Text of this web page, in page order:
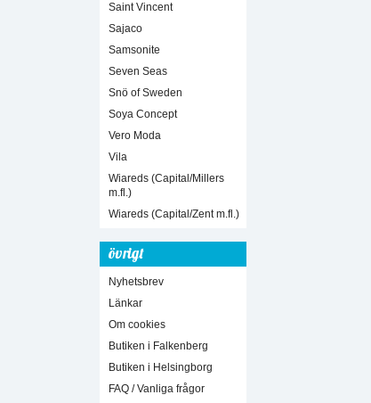
Saint Vincent
Sajaco
Samsonite
Seven Seas
Snö of Sweden
Soya Concept
Vero Moda
Vila
Wiareds (Capital/Millers
m.fl.)
Wiareds (Capital/Zent m.fl.)
övrigt
Nyhetsbrev
Länkar
Om cookies
Butiken i Falkenberg
Butiken i Helsingborg
FAQ / Vanliga frågor